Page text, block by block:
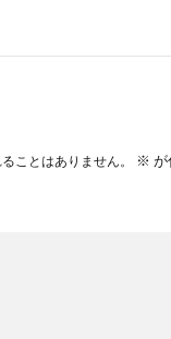
ことはありません。 ※ が